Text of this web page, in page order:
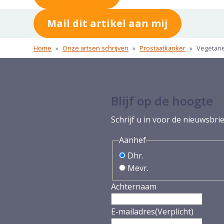
Mail dit artikel aan mij
Home » Onze artsen schrijven » Prostaatkanker »
Blijf op de hoogte
Schrijf u in voor de
Aanhef
Dhr.
Mevr.
Achternaam
E-mailadres(Verplicht)